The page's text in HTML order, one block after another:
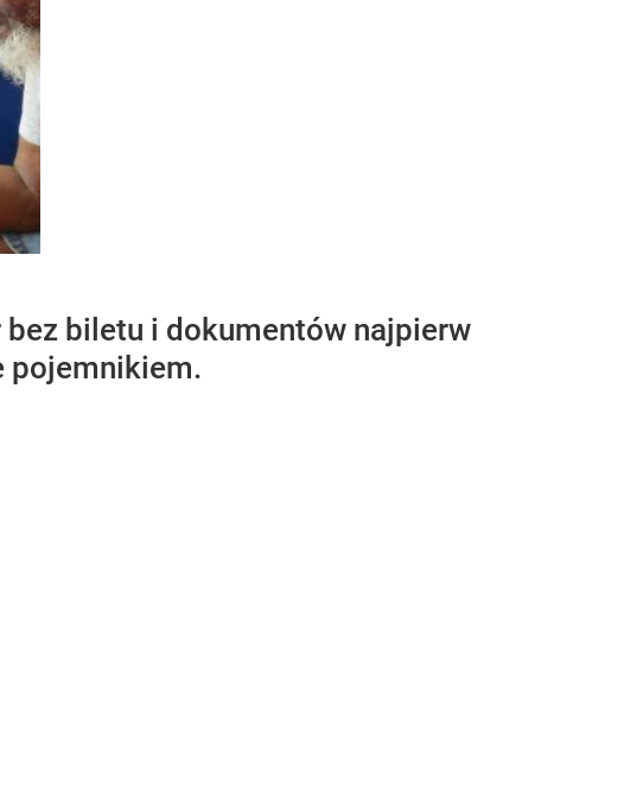
biletu i dokumentów najpierw
pojemnikiem.